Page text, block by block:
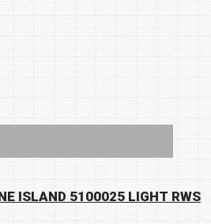
ISLAND 5100025 LIGHT RWS